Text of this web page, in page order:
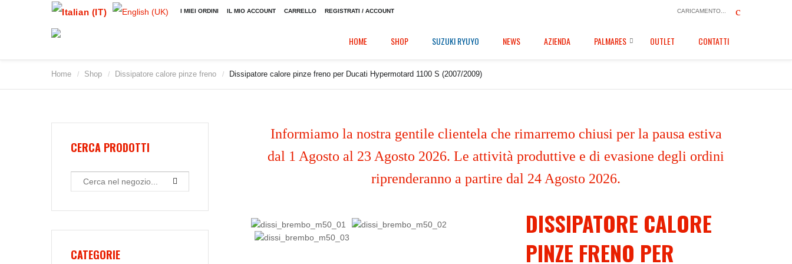
I MIEI ORDINI IL MIO ACCOUNT CARRELLO REGISTRATI / ACCOUNT CARICAMENTO...
HOME SHOP SUZUKI RYUYO NEWS AZIENDA PALMARES
2010
OUTLET CONTATTI
Home / Shop / Dissipatore calore pinze freno / Dissipatore calore pinze freno per Ducati Hypermotard 1100 S (2007/2009)
Informiamo la nostra gentile clientela che rimarremo chiusi per la pausa estiva
dal 1 Agosto al 23 Agosto 2026. Le attività produttive e di evasione degli ordini
riprenderanno a partire dal 24 Agosto 2026.
DISSIPATORE CALORE
PINZE FRENO PER
CERCA PRODOTTI
CATEGORIE